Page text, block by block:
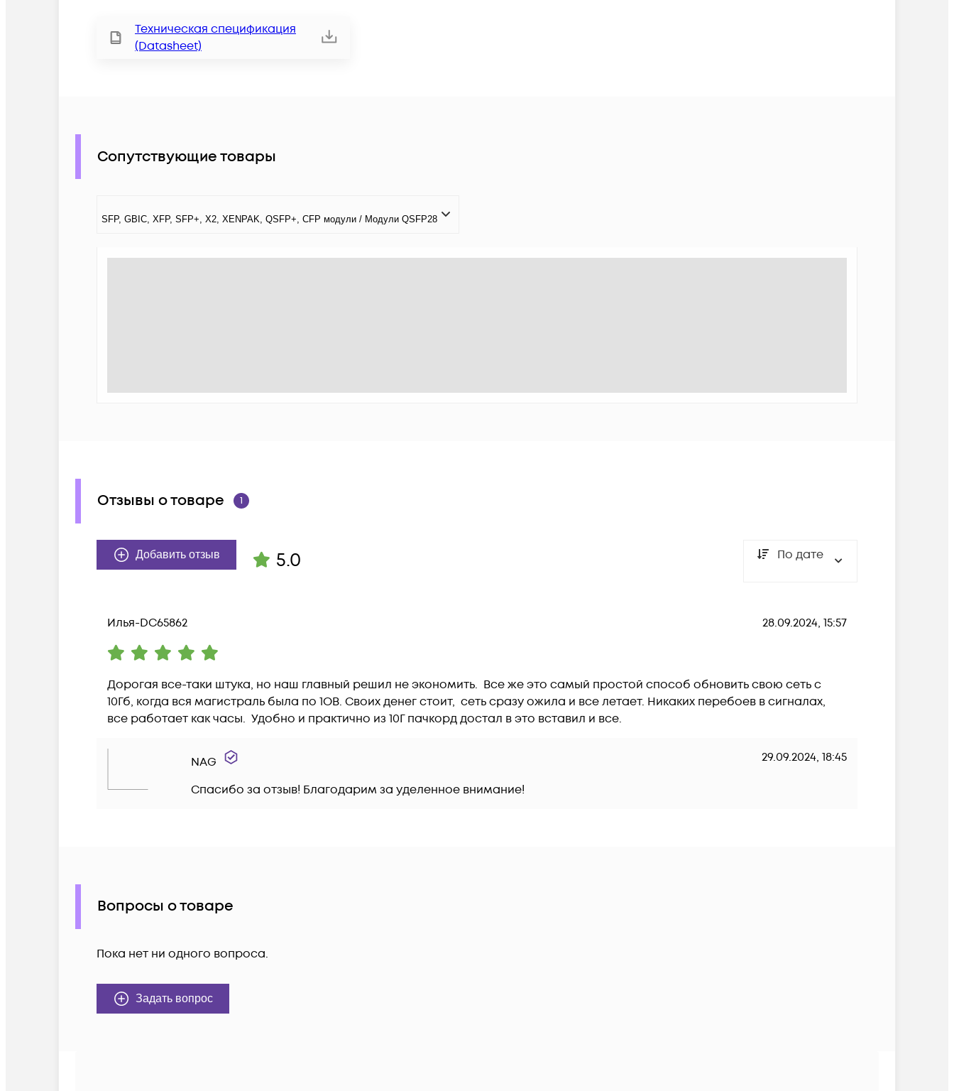
Техническая спецификация
(Datasheet)
Сопутствующие товары
SFP, GBIC, XFP, SFP+, X2, XENPAK, QSFP+, CFP модули / Модули QSFP28
Отзывы о товаре 1
Добавить отзыв 5.0 По дате
Илья-DC65862 28.09.2024, 15:57
Дорогая все-таки штука, но наш главный решил не экономить.  Все же это самый простой способ обновить свою сеть с
10Гб, когда вся магистраль была по 1ОВ. Своих денег стоит,  сеть сразу ожила и все летает. Никаких перебоев в сигналах,
все работает как часы.  Удобно и практично из 10Г пачкорд достал в это вставил и все.
NAG 29.09.2024, 18:45
Спасибо за отзыв! Благодарим за уделенное внимание!
Вопросы о товаре
Пока нет ни одного вопроса.
Задать вопрос